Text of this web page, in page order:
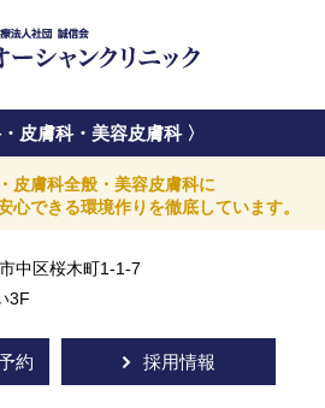
皮膚科・美容皮膚科 〉
皮膚科全般・美容皮膚科に
心できる環境作りを徹底しています。
中区桜木町1-1-7
3F
約 採用情報